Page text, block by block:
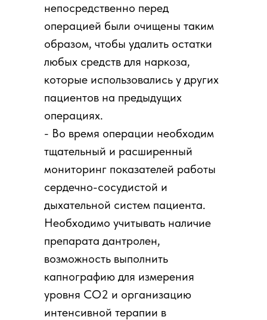
непосредственно перед
операцией были очищены таким
образом, чтобы удалить остатки
любых средств для наркоза,
которые использовались у других
пациентов на предыдущих
операциях.
- Во время операции необходим
тщательный и расширенный
мониторинг показателей работы
сердечно-сосудистой и
дыхательной систем пациента.
Необходимо учитывать наличие
препарата дантролен,
возможность выполнить
капнографию для измерения
уровня CO2 и организацию
интенсивной терапии в